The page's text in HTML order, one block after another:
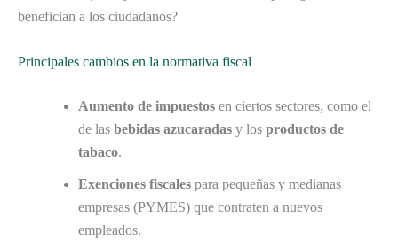
benefician a los ciudadanos?
Principales cambios en la normativa fiscal
Aumento de impuestos en ciertos sectores, como el
de las bebidas azucaradas y los productos de
tabaco.
Exenciones fiscales para pequeñas y medianas
empresas (PYMES) que contraten a nuevos
empleados.